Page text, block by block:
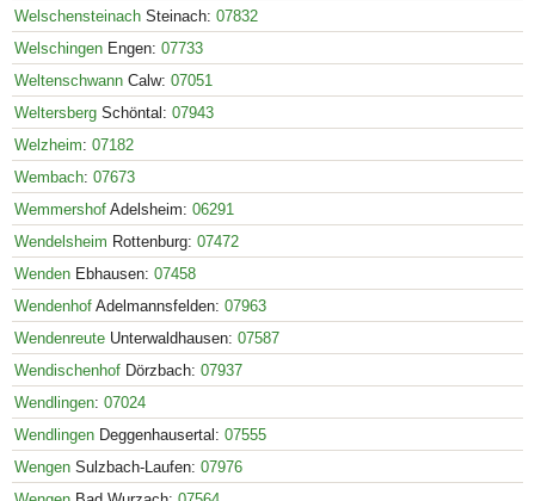
Welschensteinach Steinach: 07832
Welschingen Engen: 07733
Weltenschwann Calw: 07051
Weltersberg Schöntal: 07943
Welzheim: 07182
Wembach: 07673
Wemmershof Adelsheim: 06291
Wendelsheim Rottenburg: 07472
Wenden Ebhausen: 07458
Wendenhof Adelmannsfelden: 07963
Wendenreute Unterwaldhausen: 07587
Wendischenhof Dörzbach: 07937
Wendlingen: 07024
Wendlingen Deggenhausertal: 07555
Wengen Sulzbach-Laufen: 07976